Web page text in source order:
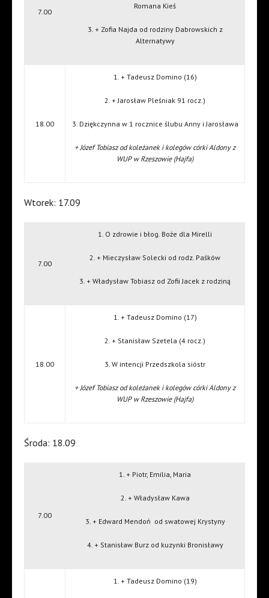
7.00
Romana Kieś
3. + Zofia Najda od rodziny Dabrowskich z
Alternatywy
18.00
1. + Tadeusz Domino (16)
2. + Jarosław Pleśniak 91 rocz.)
3. Dziękczynna w 1 rocznice ślubu Anny i Jarosława
+ Józef Tobiasz od koleżanek i kolegów córki Aldony z
WUP w Rzeszowie (Hajfa)
Wtorek: 17.09
7.00
1. O zdrowie i błog. Boże dla Mirelli
2. + Mieczysław Solecki od rodz. Paśków
3. + Władysław Tobiasz od Zofii Jacek z rodziną
18.00
1. + Tadeusz Domino (17)
2. + Stanisław Szetela (4 rocz.)
3. W intencji Przedszkola sióstr
+ Józef Tobiasz od koleżanek i kolegów córki Aldony z
WUP w Rzeszowie (Hajfa)
Środa: 18.09
7.00
1. + Piotr, Emilia, Maria
2. + Władysław Kawa
3. + Edward Mendoń od swatowej Krystyny
4. + Stanisław Burz od kuzynki Bronisławy
1. + Tadeusz Domino (19)